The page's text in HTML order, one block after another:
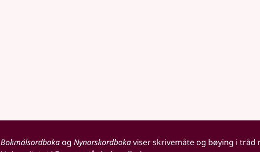
Bokmålsordbokaog Nynorskordbokaviser skrivemåte og bøying i tråd